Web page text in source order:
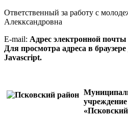
Ответственный за работу с
Алекксандровна
E-mail: Адрес электронной
Для просмотра адреса в
Javascript.